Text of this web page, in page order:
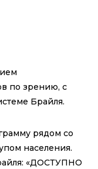
по зрению, с
Брайля.
рядом со
населения.
«ДОСТУПНО